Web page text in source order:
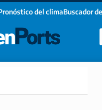
del climaBuscador
Newsletter!